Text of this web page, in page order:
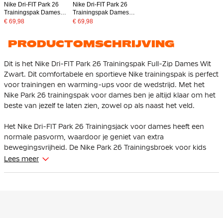
Nike Dri-FIT Park 26
Trainingspak Dames
Donkerblauw Wit
€ 69,98
Nike Dri-FIT Park 26
Trainingspak Dames
Blauw Donkerblauw
€ 69,98
PRODUCTOMSCHRIJVING
Dit is het Nike Dri-FIT Park 26 Trainingspak Full-Zip Dames Wit
Zwart. Dit comfortabele en sportieve Nike trainingspak is perfect
voor trainingen en warming-ups voor de wedstrijd. Met het
Nike Park 26 trainingspak voor dames ben je altijd klaar om het
beste van jezelf te laten zien, zowel op als naast het veld.
Het Nike Dri-FIT Park 26 Trainingsjack voor dames heeft een
normale pasvorm, waardoor je geniet van extra
bewegingsvrijheid. De Nike Park 26 Trainingsbroek voor kids
heeft een standaard pasvorm en is voorzien van een elastische
Lees meer